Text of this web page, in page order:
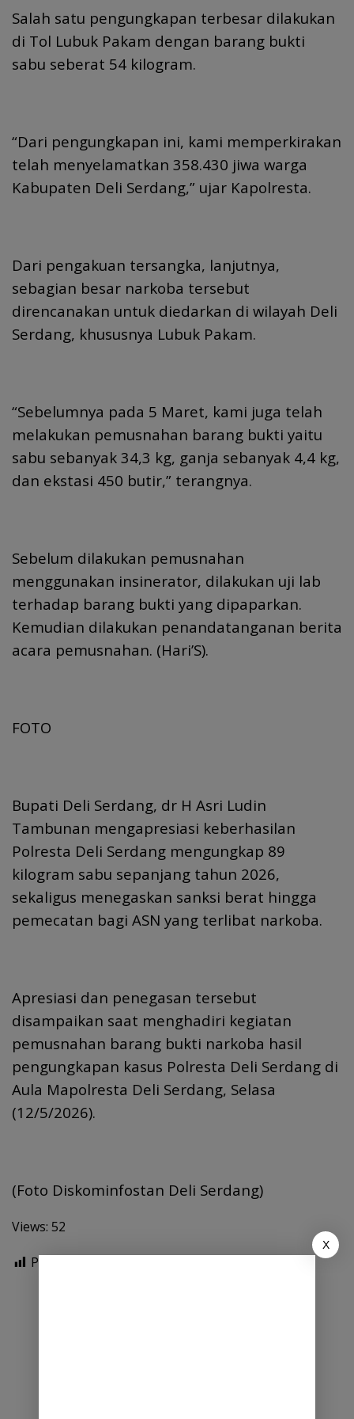
Salah satu pengungkapan terbesar dilakukan
di Tol Lubuk Pakam dengan barang bukti
sabu seberat 54 kilogram.
“Dari pengungkapan ini, kami memperkirakan
telah menyelamatkan 358.430 jiwa warga
Kabupaten Deli Serdang,” ujar Kapolresta.
Dari pengakuan tersangka, lanjutnya,
sebagian besar narkoba tersebut
direncanakan untuk diedarkan di wilayah Deli
Serdang, khususnya Lubuk Pakam.
“Sebelumnya pada 5 Maret, kami juga telah
melakukan pemusnahan barang bukti yaitu
sabu sebanyak 34,3 kg, ganja sebanyak 4,4 kg,
dan ekstasi 450 butir,” terangnya.
Sebelum dilakukan pemusnahan
menggunakan insinerator, dilakukan uji lab
terhadap barang bukti yang dipaparkan.
Kemudian dilakukan penandatanganan berita
acara pemusnahan. (Hari’S).
FOTO
Bupati Deli Serdang, dr H Asri Ludin
Tambunan mengapresiasi keberhasilan
Polresta Deli Serdang mengungkap 89
kilogram sabu sepanjang tahun 2026,
sekaligus menegaskan sanksi berat hingga
pemecatan bagi ASN yang terlibat narkoba.
Apresiasi dan penegasan tersebut
disampaikan saat menghadiri kegiatan
pemusnahan barang bukti narkoba hasil
pengungkapan kasus Polresta Deli Serdang di
Aula Mapolresta Deli Serdang, Selasa
(12/5/2026).
(Foto Diskominfostan Deli Serdang)
Views: 52
Post Views:
X